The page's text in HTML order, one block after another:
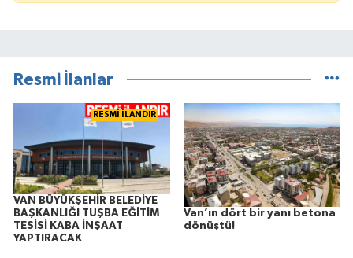
Resmi İlanlar
RESMİ İLANDIR
VAN BÜYÜKŞEHİR BELEDİYE
BAŞKANLIĞI TUŞBA EĞİTİM
TESİSİ KABA İNŞAAT
YAPTIRACAK
Van’ın dört bir yanı betona
dönüştü!